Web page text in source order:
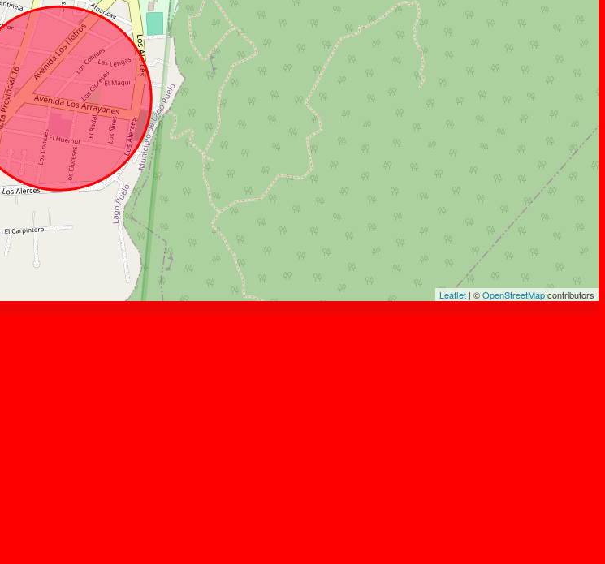
Leaflet | ©OpenStreetMapcontributors